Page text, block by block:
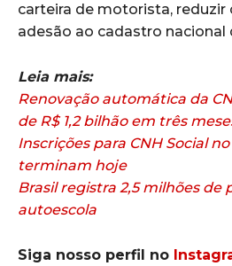
carteira de motorista, reduzir
adesão ao cadastro
Leia mais:
Renovação automática da
de R$ 1,2 bilhão em três
Inscrições para CNH Social
terminam hoje
Brasil registra 2,5 milhões de
autoescola
Siga nosso perfil no